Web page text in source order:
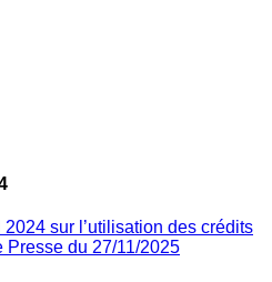
sur l’utilisation des crédits
Presse du 27/11/2025